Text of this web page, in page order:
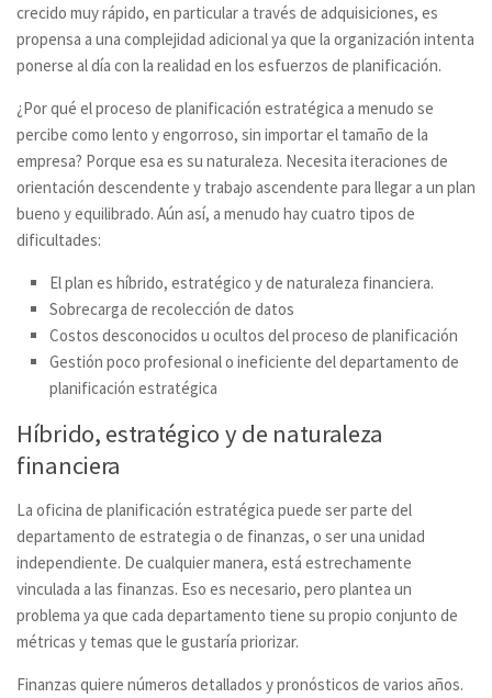
crecido muy rápido, en particular a través de adquisiciones, es
propensa a una complejidad adicional ya que la organización intenta
ponerse al día con la realidad en los esfuerzos de planificación.
¿Por qué el proceso de planificación estratégica a menudo se
percibe como lento y engorroso, sin importar el tamaño de la
empresa? Porque esa es su naturaleza. Necesita iteraciones de
orientación descendente y trabajo ascendente para llegar a un plan
bueno y equilibrado. Aún así, a menudo hay cuatro tipos de
dificultades:
El plan es híbrido, estratégico y de naturaleza financiera.
Sobrecarga de recolección de datos
Costos desconocidos u ocultos del proceso de planificación
Gestión poco profesional o ineficiente del departamento de
planificación estratégica
Híbrido, estratégico y de naturaleza
financiera
La oficina de planificación estratégica puede ser parte del
departamento de estrategia o de finanzas, o ser una unidad
independiente. De cualquier manera, está estrechamente
vinculada a las finanzas. Eso es necesario, pero plantea un
problema ya que cada departamento tiene su propio conjunto de
métricas y temas que le gustaría priorizar.
Finanzas quiere números detallados y pronósticos de varios años.